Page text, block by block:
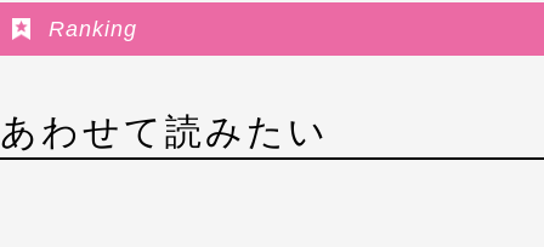
Ranking
あわせて読みたい